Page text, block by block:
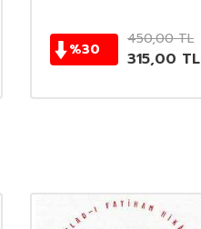
%30
450,00TL
315,00 TL